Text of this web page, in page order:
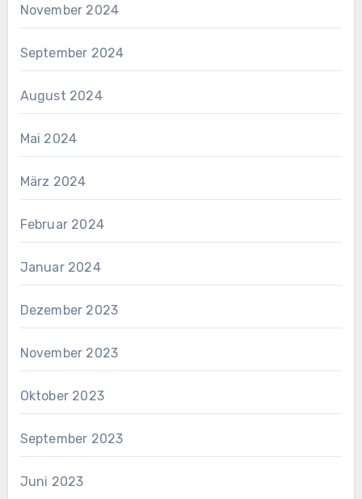
November 2024
September 2024
August 2024
Mai 2024
März 2024
Februar 2024
Januar 2024
Dezember 2023
November 2023
Oktober 2023
September 2023
Juni 2023